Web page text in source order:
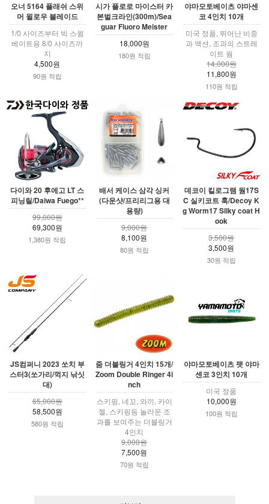
오너 5164 플래쉬 스위
머 윌로우 블레이드
1/0 사이즈부터 빅 스윔
베이트용 8/0 사이즈까
지
4,500원
90원 적립
시가 플로로 마이스터 카
본벌크라인(300m)/Sea
guar Fluoro Meister
18,000원
180원 적립
야마모토베이츠 야마센
코 4인치 10개
미국 정품, 뛰어난 비중
과 액션, 조과의 스트레
이트 웜
14,000원
11,800원
110원 적립
다이와 20 후에고 LT 스
피닝릴/Daiwa Fuego**
99,000원
69,300원
1,380원 적립
배서 케이스 삼각 싱커
(다운샷/프리리그용 대
용량)
9,000원
8,100원
80원 적립
데코이 킬로그램 웜17S
C 실키코트 훅/Decoy K
g Worm17 Silky coat H
ook
3,500원
3,500원
30원 적립
JS컴퍼니 2023 쏘치 부
스터3(쏘가리/꺽지 낚싯
대)
65,000원
58,500원
580원 적립
줌 더블링거 4인치 15개/
Zoom Double Ringer 4i
nch
스키핑, 네꼬, 와끼, 카이
젤, 스키핑등 놀라운 조
과를 보여주는 더블링거
4인치
9,000원
7,500원
70원 적립
야마모토베이츠 팻 야마
센코 3인치 10개
미국 정품
10,000원
100원 적립